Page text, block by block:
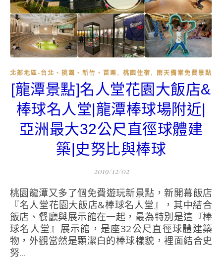
北部地區-台北、桃園、新竹、苗栗 , 桃園住宿 , 雨天備案免費景點
[龍潭景點]名人堂花園大飯店&
棒球名人堂|龍潭棒球場附近|
亞洲最大32公尺直徑球體建
築|史努比與棒球
2019/12/02
桃園龍潭又多了個免費遊玩新景點，新開幕飯店
『名人堂花園大飯店&棒球名人堂』，其中結合
飯店、餐廳與展示館在一起，最為特別是這『棒
球名人堂』展示館，是座32公尺直徑球體建築
物，外觀當然是顆潔白的棒球樣貌，裡面結合史
努...